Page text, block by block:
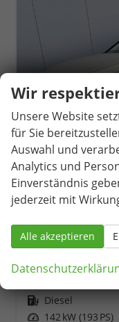
Skoda Superb
Kraftstoff Diesel
Leistung 142 kW (193 PS)
Wir
Unsere Website
für Sie
Auswahl und
Analytics und
Einverständnis
jederzeit mit
Alle akzeptieren